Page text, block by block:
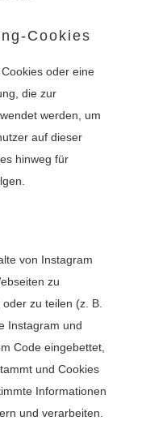
Cookies
oder eine
die zur
werden, um
auf dieser
hinweg für
von Instagram
zu
zu teilen (z. B.
Instagram und
Code eingebettet,
und Cookies
Informationen
und verarbeiten.